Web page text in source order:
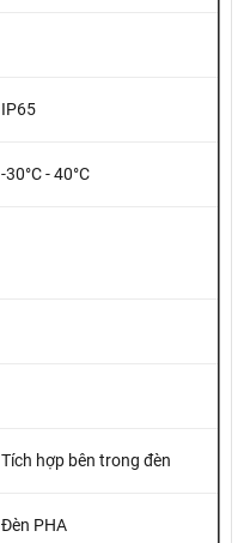
IP65
-30°C - 40°C
Tích hợp bên trong đèn
Đèn PHA